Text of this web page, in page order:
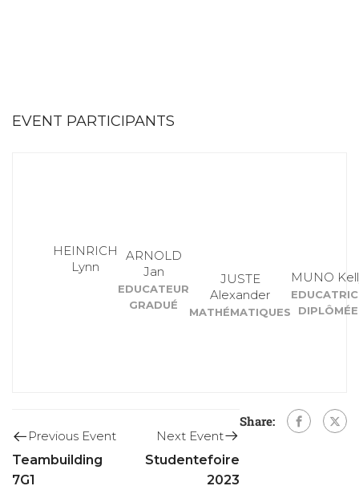
EVENT PARTICIPANTS
HEINRICH
Lynn
ARNOLD
Jan
EDUCATEUR
GRADUÉ
JUSTE
Alexander
MATHÉMATIQUES
MUNO
DIPLÔMÉE
Share:
Previous Event
Teambuilding
7G1
Next Event
Studentefoire
2023